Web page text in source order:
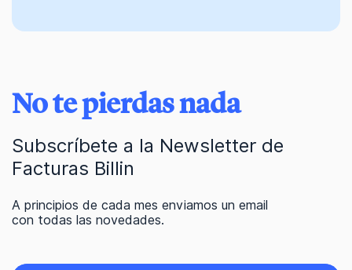
No te pierdas nada
Subscríbete a la Newsletter de
Facturas Billin
A principios de cada mes enviamos un email
con todas las novedades.